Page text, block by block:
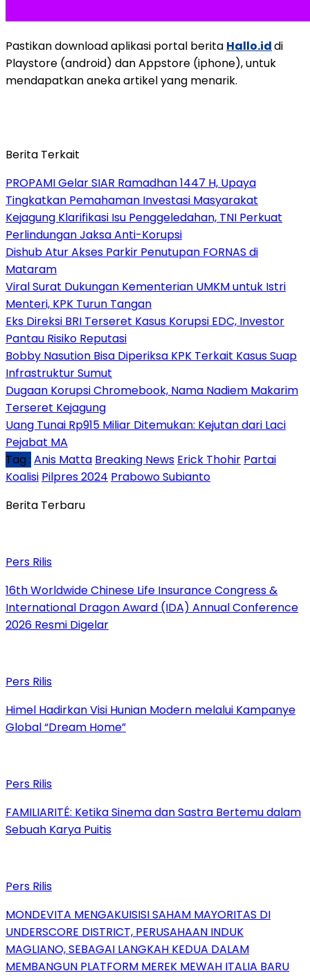
Pastikan download aplikasi portal berita Hallo.iddi
Playstore (android) dan Appstore (iphone), untuk
mendapatkan aneka artikel yang menarik.
Berita Terkait
PROPAMI Gelar SIAR Ramadhan 1447 H, Upaya
Tingkatkan Pemahaman Investasi Masyarakat
Kejagung Klarifikasi Isu Penggeledahan, TNI Perkuat
Perlindungan Jaksa Anti-Korupsi
Dishub Atur Akses Parkir Penutupan FORNAS di
Mataram
Viral Surat Dukungan Kementerian UMKM untuk Istri
Menteri, KPK Turun Tangan
Eks Direksi BRI Terseret Kasus Korupsi EDC, Investor
Pantau Risiko Reputasi
Bobby Nasution Bisa Diperiksa KPK Terkait Kasus Suap
Infrastruktur Sumut
Dugaan Korupsi Chromebook, Nama Nadiem Makarim
Terseret Kejagung
Uang Tunai Rp915 Miliar Ditemukan: Kejutan dari Laci
Pejabat MA
Tag : Anis Matta Breaking News Erick Thohir Partai
Koalisi Pilpres 2024 Prabowo Subianto
Berita Terbaru
Pers Rilis
16th Worldwide Chinese Life Insurance Congress &
International Dragon Award (IDA) Annual Conference
2026 Resmi Digelar
Pers Rilis
Himel Hadirkan Visi Hunian Modern melalui Kampanye
Global “Dream Home”
Pers Rilis
FAMILIARITÉ: Ketika Sinema dan Sastra Bertemu dalam
Sebuah Karya Puitis
Pers Rilis
MONDEVITA MENGAKUISISI SAHAM MAYORITAS DI
UNDERSCORE DISTRICT, PERUSAHAAN INDUK
MAGLIANO, SEBAGAI LANGKAH KEDUA DALAM
MEMBANGUN PLATFORM MEREK MEWAH ITALIA BARU